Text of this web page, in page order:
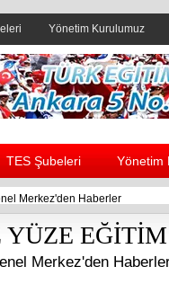
Yönetim Kurulumuz
Header yanı reklam alanı
TES Şubeleri Yönetim
Merkez'den Haberler
Merkez'den